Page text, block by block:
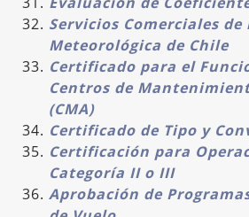
Servicios Comerciales
Meteorológica de Chile
Certificado para el
Centros de
(CMA)
Certificado de Tipo y
Certificación para
Categoría II o III
Aprobación de